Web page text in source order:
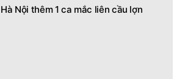
Hà Nội thêm 1 ca mắc liên cầu lợn